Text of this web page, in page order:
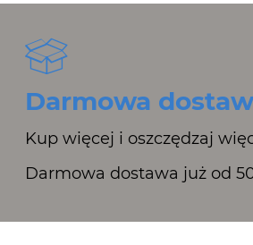
Darmowa
Kup więcej i oszczędzaj
Darmowa dostawa już od